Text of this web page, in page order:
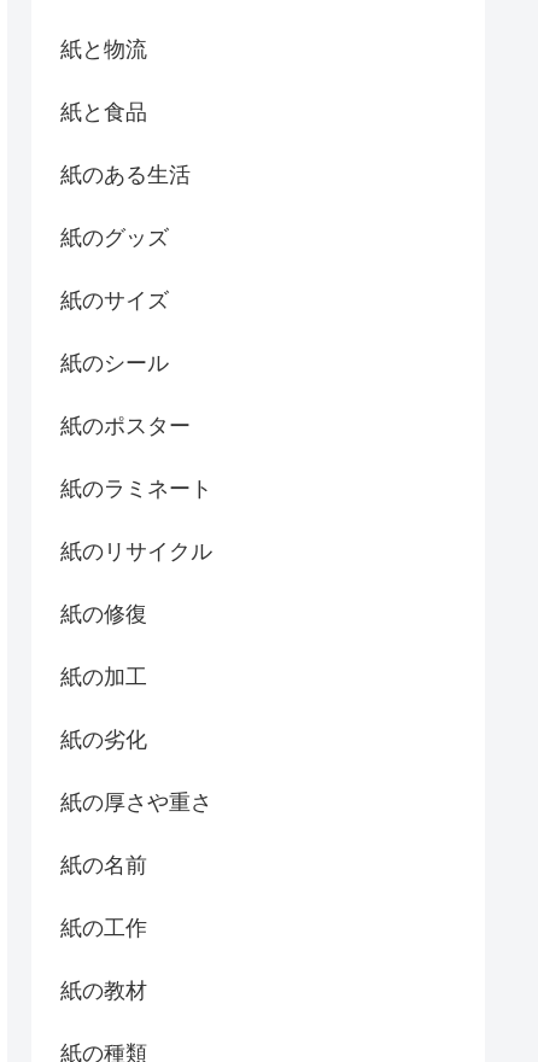
紙と物流
紙と食品
紙のある生活
紙のグッズ
紙のサイズ
紙のシール
紙のポスター
紙のラミネート
紙のリサイクル
紙の修復
紙の加工
紙の劣化
紙の厚さや重さ
紙の名前
紙の工作
紙の教材
紙の種類